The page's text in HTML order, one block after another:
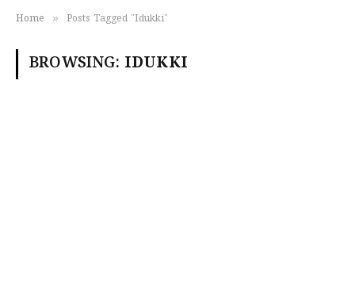
Home » Posts Tagged "Idukki"
BROWSING: IDUKKI